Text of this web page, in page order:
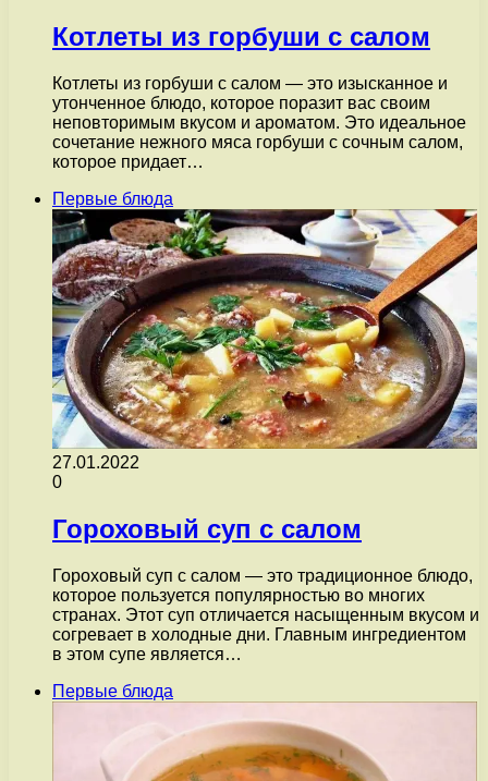
Котлеты из горбуши с салом
Котлеты из горбуши с салом — это изысканное и
утонченное блюдо, которое поразит вас своим
неповторимым вкусом и ароматом. Это идеальное
сочетание нежного мяса горбуши с сочным салом,
которое придает…
Первые блюда
27.01.2022
0
Гороховый суп с салом
Гороховый суп с салом — это традиционное блюдо,
которое пользуется популярностью во многих
странах. Этот суп отличается насыщенным вкусом и
согревает в холодные дни. Главным ингредиентом
в этом супе является…
Первые блюда